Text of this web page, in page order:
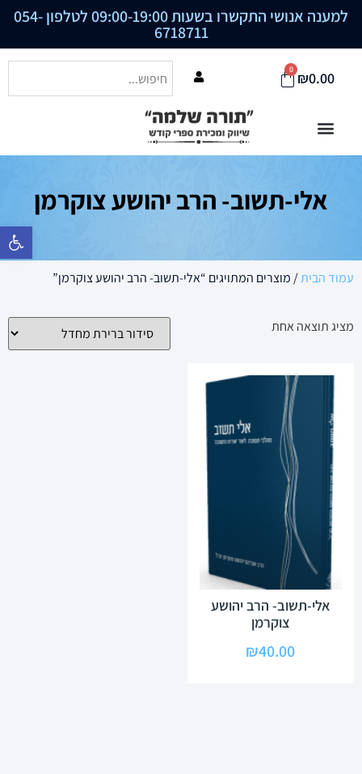
פתח סרגל
למענה אנושי התקשרו בשעות 09:00-19:00 לטלפון 054-
6718711
₪0.00
0
אלי-תשוב- הרב יהושע צוקרמן
עמוד הבית/ מוצרים המתויגים “אלי-תשוב- הרב יהושע צוקרמן”
מציג תוצאה אחת
אלי-תשוב- הרב יהושע
צוקרמן
₪40.00